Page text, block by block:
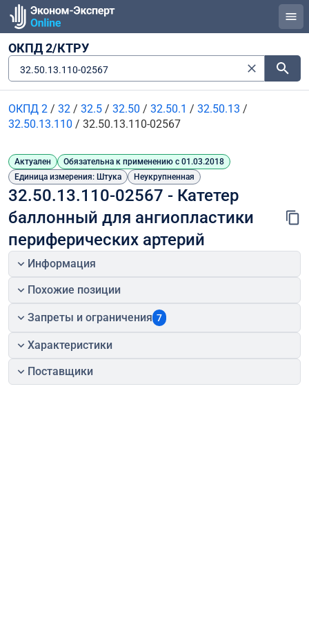
ОКПД 2/КТРУ
32.50.13.110-02567
ОКПД 2 / 32 / 32.5 / 32.50 / 32.50.1 / 32.50.13 /
32.50.13.110 / 32.50.13.110-02567
Актуален
Обязательна к применению с 01.03.2018
Единица измерения: Штука
Неукрупненная
32.50.13.110-02567 - Катетер
баллонный для ангиопластики
периферических артерий
Информация
Похожие позиции
Запреты и ограничения 7
Характеристики
Поставщики